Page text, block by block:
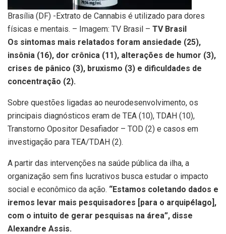
Brasília (DF) -Extrato de Cannabis é utilizado para dores
físicas e mentais. – Imagem: TV Brasil – TV Brasil
Os sintomas mais relatados foram ansiedade (25),
insônia (16), dor crônica (11), alterações de humor (3),
crises de pânico (3), bruxismo (3) e dificuldades de
concentração (2).
Sobre questões ligadas ao neurodesenvolvimento, os
principais diagnósticos eram de TEA (10), TDAH (10),
Transtorno Opositor Desafiador – TOD (2) e casos em
investigação para TEA/TDAH (2).
A partir das intervenções na saúde pública da ilha, a
organização sem fins lucrativos busca estudar o impacto
social e econômico da ação. “Estamos coletando dados e
iremos levar mais pesquisadores [para o arquipélago],
com o intuito de gerar pesquisas na área”, disse
Alexandre Assis.